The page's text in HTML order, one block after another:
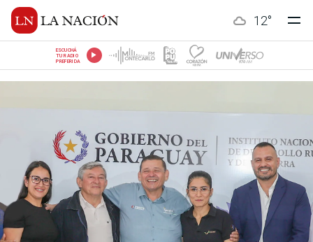
12°
ESCUCHÁ
TU RADIO
PREFERIDA